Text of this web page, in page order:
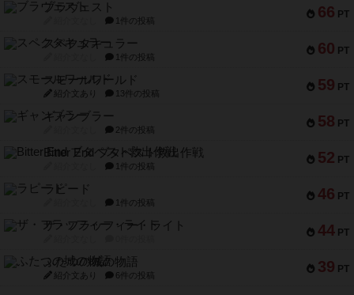
66 PT
ブラヴェスト
1件の投稿
60 PT
スペクタキュラー
1件の投稿
59 PT
スモールワールド
紹介文あり 13件の投稿
58 PT
ギャンブラー
2件の投稿
52 PT
Bitter End ブタペスト救出作戦
1件の投稿
46 PT
ラピード
1件の投稿
44 PT
ザ・フラッフィー・ライト
39 PT
ふたつの城の物語
紹介文あり 6件の投稿